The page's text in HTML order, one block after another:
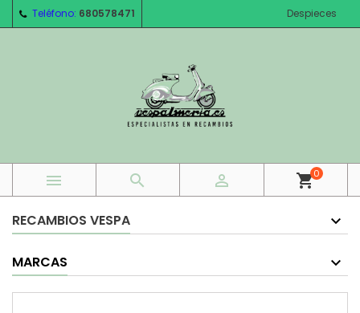
Teléfono: 680578471 Despieces
   shopping_cart0
RECAMBIOS VESPA
MARCAS